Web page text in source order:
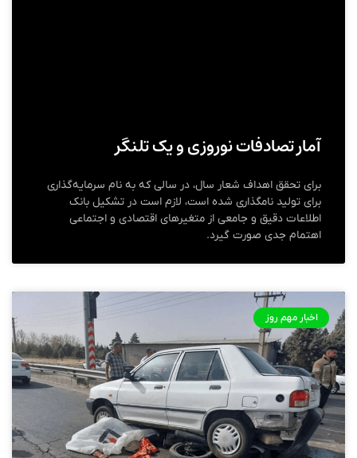
آمار تصادفات نوروزی و یک تلنگر
برای تحقق اهداف شعار سال، در سالی که به نام سرمایه‌گذاری
برای تولید نامگذاری شده است، لازم است در تشکیل بانک
اطلاعات دقیق و جامعی از متغیرهای اقتصادی و اجتماعی
اهتمام جدی صورت گیرد.
اخبار مهم روز